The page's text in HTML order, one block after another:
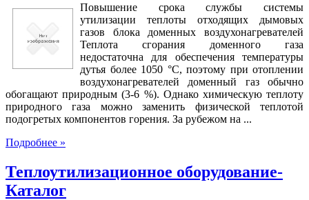
Повышение срока службы системы
утилизации теплоты отходящих дымовых
газов блока доменных воздухонагревателей
Теплота сгорания доменного газа
недостаточна для обеспечения температуры
дутья более 1050 °С, поэтому при отоплении
воздухонагревателей доменный газ обычно
обогащают природным (3-6 %). Однако химическую теплоту
природного газа можно заменить физической теплотой
подогретых компонентов горения. За рубежом на ...
Подробнее »
Теплоутилизационное оборудование-
Каталог